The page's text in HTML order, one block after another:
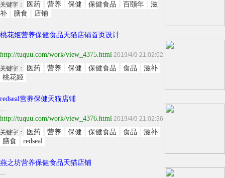
关键字：
医药 营养 保健 保健食品 百颐年
滋
补
膳食 店铺
桃花姬营养保健食品天猫店铺首页设计
...
http://tuquu.com/work/view_4375.html 2019/4/9 21:02:02
关键字：
医药 营养 保健 保健食品 食品
滋补
桃花姬
redseal营养保健天猫店铺
...
http://tuquu.com/work/view_4376.html 2019/4/9 21:02:36
关键字：
医药 营养 保健 保健食品 食品
滋补
膳食
redseal
燕之坊营养保健食品天猫店铺
...